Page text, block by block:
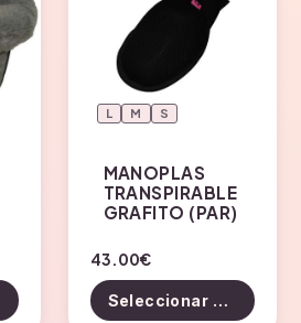
L M S
MANOPLAS
TRANSPIRABLE
GRAFITO (PAR)
43.00€
Seleccionar opciones
Este
producto
tiene